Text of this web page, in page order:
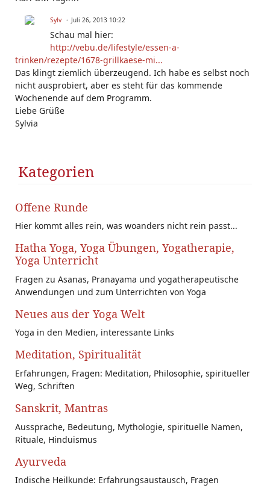
Sylv Juli 26, 2013 10:22
Schau mal hier:
http://vebu.de/lifestyle/essen-a-
trinken/rezepte/1678-grillkaese-mi...
Das klingt ziemlich überzeugend. Ich habe es selbst noch
nicht ausprobiert, aber es steht für das kommende
Wochenende auf dem Programm.
Liebe Grüße
Sylvia
Kategorien
Offene Runde
Hier kommt alles rein, was woanders nicht rein passt...
Hatha Yoga, Yoga Übungen, Yogatherapie,
Yoga Unterricht
Fragen zu Asanas, Pranayama und yogatherapeutische
Anwendungen und zum Unterrichten von Yoga
Neues aus der Yoga Welt
Yoga in den Medien, interessante Links
Meditation, Spiritualität
Erfahrungen, Fragen: Meditation, Philosophie, spiritueller
Weg, Schriften
Sanskrit, Mantras
Aussprache, Bedeutung, Mythologie, spirituelle Namen,
Rituale, Hinduismus
Ayurveda
Indische Heilkunde: Erfahrungsaustausch, Fragen